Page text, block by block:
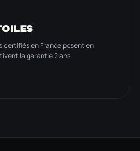
certifiés en France posent en
la garantie 2 ans.